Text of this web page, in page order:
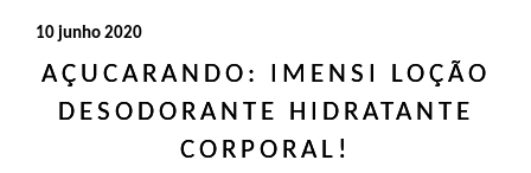
10 junho 2020
AÇUCARANDO: IMENSI LOÇÃO
DESODORANTE HIDRATANTE
CORPORAL!